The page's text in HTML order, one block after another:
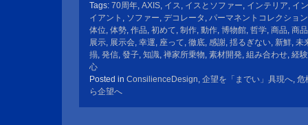
Tags: 70周年, AXIS, イス, イスとソファー, インテリア, イ
イアント , ソファー, デコレータ , パーマネントコレクション
体位, 体勢, 作品, 初めて, 制作, 動作, 博物館, 哲学, 商品, 商
展示, 展示会, 幸運, 座って, 徹底, 感謝, 揺るぎない, 新鮮, 未
搨, 発信, 發子, 知識, 禅家所乗物, 素材開発, 組み合わせ, 経験
心
Posted in ConsilienceDesign, 企望を「までい」具現へ, 危
ら企望へ